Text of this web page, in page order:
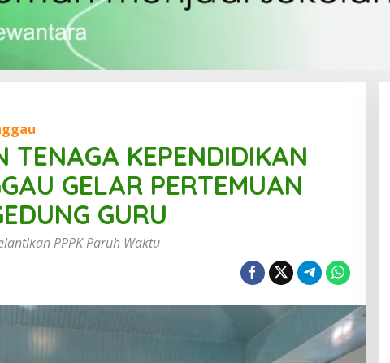
TENAGA KEPENDIDIKAN
GELAR PERTEMUAN
GURU
PPPK Paruh Waktu